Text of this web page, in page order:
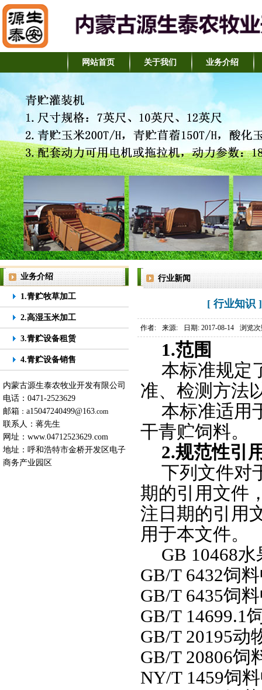
网站首页 关于我们 业务介绍
业务介绍
1.青贮牧草加工
2.高湿玉米加工
3.青贮设备租赁
4.青贮设备销售
内蒙古源生泰农牧业开发有限公司
电话：0471-2523629
邮箱 ： a15047240499@163.com
联系人：蒋先生
网址： www.04712523629.com
地址：呼和浩特市金桥开发区电子
商务产业园区
行业新闻
[ 行业知识
作者: 来源: 日期: 2017-08-14 浏览
1.范围
本标准规定
准、检测方法
本标准适用
干青贮饲料。
2.规范性引
下列文件对
期的引用文件
注日期的引用
用于本文件。
GB 10468
GB/T 6432饲
GB/T 6435饲
GB/T 14699.1
GB/T 20195动
GB/T 20806饲
NY/T 1459饲